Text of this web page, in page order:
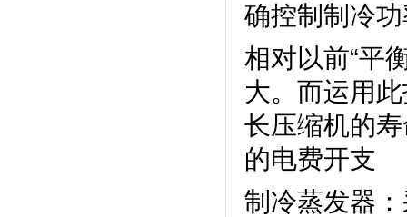
确控制制冷功
相对以前“平
大。而运
长压缩机的寿
的电费开支
制冷蒸发器